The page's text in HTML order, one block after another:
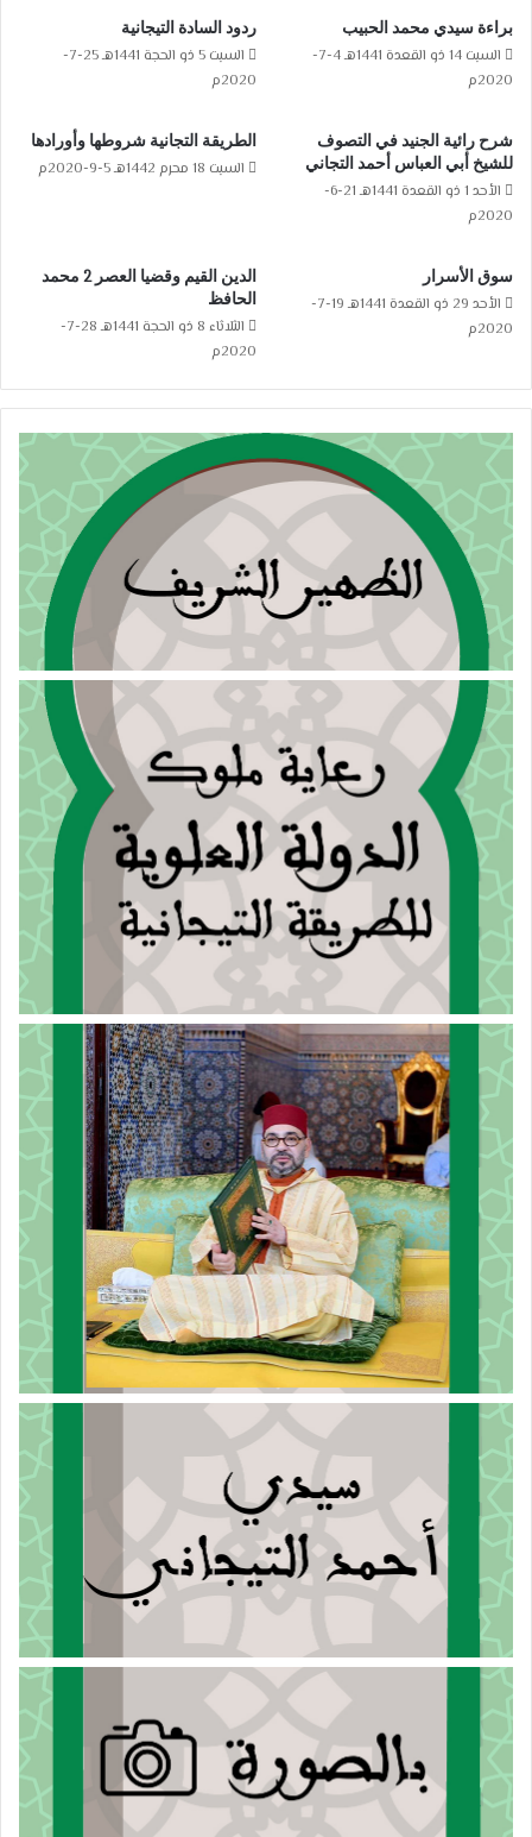
براءة سيدي محمد الحبيب
السبت 14 ذو القعدة 1441هـ 4-7-
2020م
ردود السادة التيجانية
السبت 5 ذو الحجة 1441هـ 25-7-
2020م
شرح رائية الجنيد في التصوف
للشيخ أبي العباس أحمد التجاني
الأحد 1 ذو القعدة 1441هـ 21-6-
2020م
الطريقة التجانية شروطها وأورادها
السبت 18 محرم 1442هـ 5-9-2020م
سوق الأسرار
الأحد 29 ذو القعدة 1441هـ 19-7-
2020م
الدين القيم وقضيا العصر 2 محمد
الحافظ
الثلاثاء 8 ذو الحجة 1441هـ 28-7-
2020م